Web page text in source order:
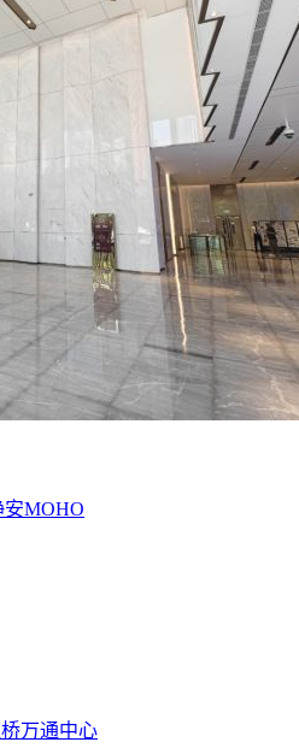
安MOHO
万通中心